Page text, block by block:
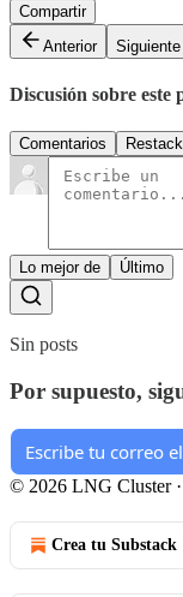
Compartir
Anterior
Siguiente
Discusión sobre este
Comentarios
Lo mejor de Último
Sin posts
Por supuesto,
© 2026 LNG Cluster·
Crea tu Substack